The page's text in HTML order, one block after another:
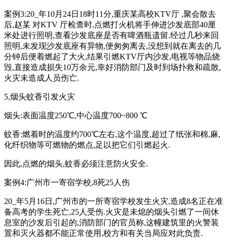
案例3:20_年10月24日18时11分,重庆某高校KTV厅 ,聚会散去
后,赵某 对KTV 厅检查时,点燃打火机将手伸进沙发底部40厘
米处进行照明,查看沙发底座是否有啤酒瓶遗留.经过几秒来回
照明,未发现沙发底座有异物,便匆匆离去,没想到就在离去的几
分钟后便着燃起了大火,结果引燃KTV厅内沙发,电视等物品烧
毁,直接造成损失10万余元,幸好消防部门及时到场扑救和疏散,
火灾未造成人员伤亡.
5,烟头蚊香引发火灾
烟头:表面温度250℃,中心温度700~800 ℃
蚊香:燃着时的温度约700℃左右,这个温度,超过了纸张和棉,麻,
化纤织物等可燃物的燃点,足以把它们引燃起火.
因此,点燃的烟头,蚊香必须注意防火安全.
案例4:广州市一寄宿学校,8死25人伤
20_年5月16日,广州市的一所寄宿学校发生火灾,造成8名正在准
备高考的学生死亡,25人受伤.火灾是未熄的烟头引燃了一间休
息室的沙发后引起的,消防部门的官员称,这幢建筑里的火警装
置和灭火器都不能正常使用,校方和有关当局应对此负责.